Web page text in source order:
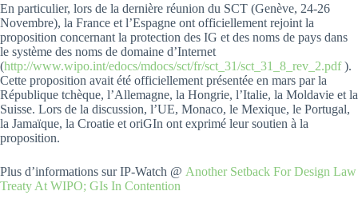
En particulier, lors de la dernière réunion du SCT (Genève, 24-26
Novembre), la France et l’Espagne ont officiellement rejoint la
proposition concernant la protection des IG et des noms de pays dans
le système des noms de domaine d’Internet
(http://www.wipo.int/edocs/mdocs/sct/fr/sct_31/sct_31_8_rev_2.pdf).
Cette proposition avait été officiellement présentée en mars par la
République tchèque, l’Allemagne, la Hongrie, l’Italie, la Moldavie et la
Suisse. Lors de la discussion, l’UE, Monaco, le Mexique, le Portugal,
la Jamaïque, la Croatie et oriGIn ont exprimé leur soutien à la
proposition.
Plus d’informations sur IP-Watch @ Another Setback For Design Law
Treaty At WIPO; GIs In Contention